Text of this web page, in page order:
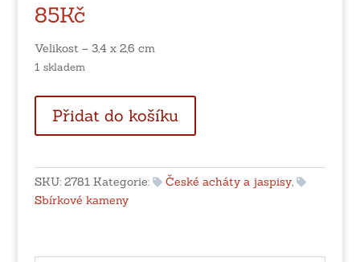
85Kč
Velikost – 3,4 x 2,6 cm
1 skladem
bíložlutý
achát
Morcinov
množství
Přidat do košíku
SKU: 2781 Kategorie: České acháty a jaspisy,
Sbírkové kameny